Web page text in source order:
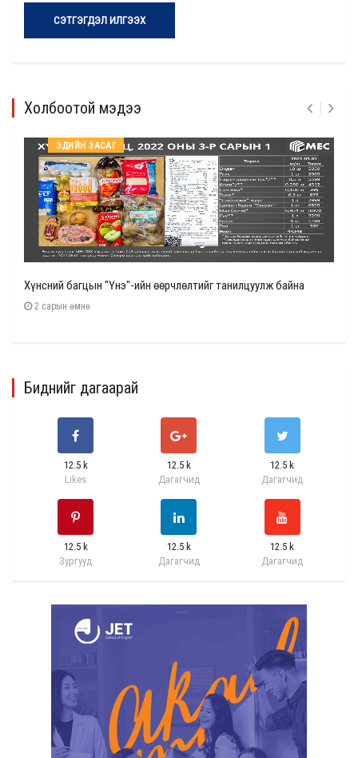
СЭТГЭГДЭЛ ИЛГЭЭХ
Холбоотой мэдээ
ЭДИЙН ЗАСАГ
Хүнсний багцын "Үнэ"-ийн өөрчлөлтийг танилцуулж байна
2 сарын өмнө
Биднийг дагаарай
12.5 k
Likes
12.5 k
Дагагчид
12.5 k
Дагагчид
12.5 k
Зургууд
12.5 k
Дагагчид
12.5 k
Дагагчид